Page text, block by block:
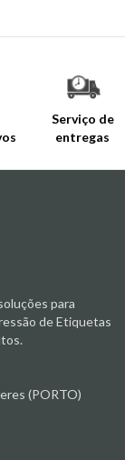
Serviço de
entregas
para
de Etiquetas
(PORTO)